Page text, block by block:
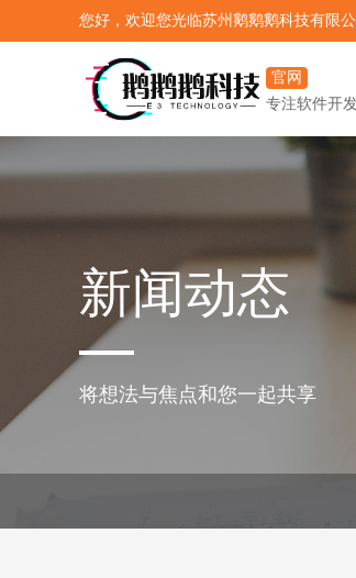
您好，欢迎您光临苏州鹅鹅鹅科技有限公
官网
专注软件开
新闻动态
将想法与焦点和您一起共享